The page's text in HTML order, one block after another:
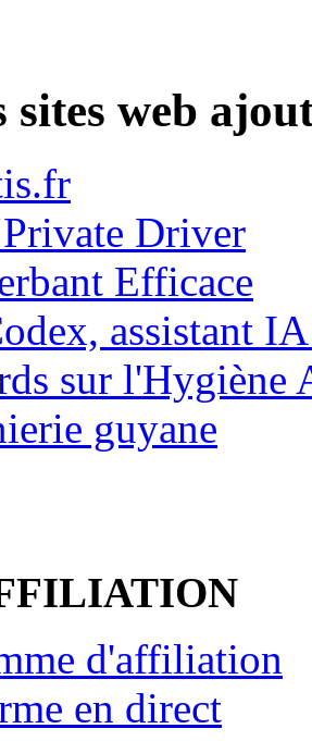
web
Driver
Efficace
assistant
sur l'Hygiène
guyane
d'affiliation
en direct